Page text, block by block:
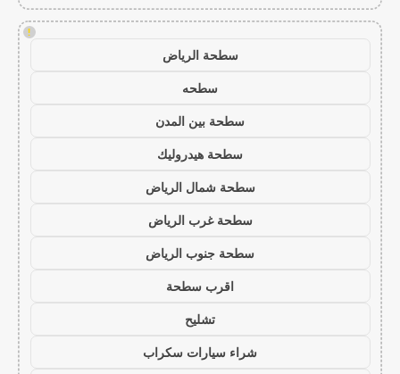
!
سطحة الرياض
سطحه
سطحة بين المدن
سطحة هيدروليك
سطحة شمال الرياض
سطحة غرب الرياض
سطحة جنوب الرياض
اقرب سطحة
تشليح
شراء سيارات سكراب